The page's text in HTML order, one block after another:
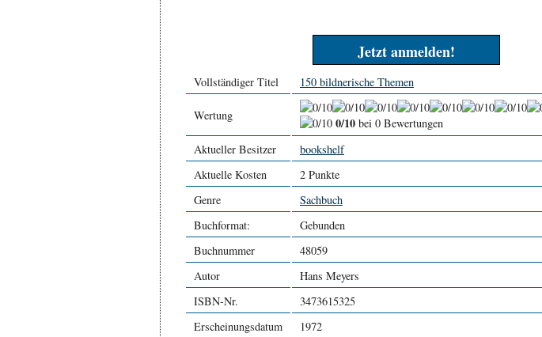
Jetzt anmelden!
Vollständiger Titel 150 bildnerische Themen
Wertung 0/10 bei 0 Bewertungen
Aktueller Besitzer
bookshelf
Aktuelle Kosten
2 Punkte
Genre
Sachbuch
Buchformat:
Gebunden
Buchnummer
48059
Autor
Hans Meyers
ISBN-Nr.
3473615325
Erscheinungsdatum
1972